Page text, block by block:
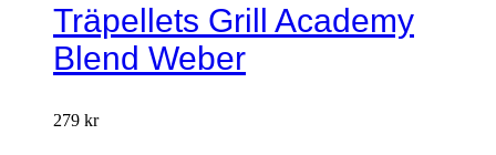
Träpellets Grill Academy
Blend Weber
279 kr